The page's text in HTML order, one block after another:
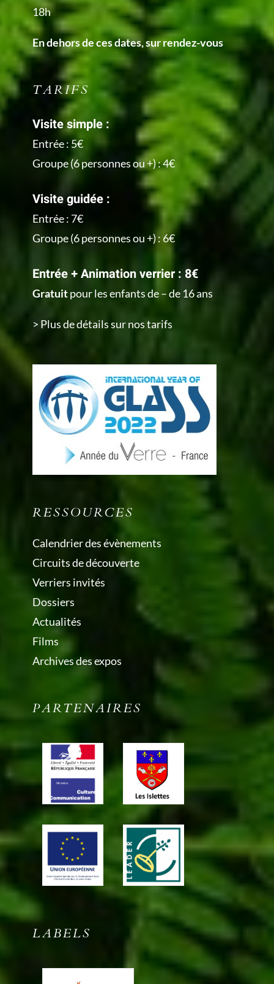
18h
En dehors de ces dates, sur rendez-vous
TARIFS
Visite simple :
Entrée : 5€
Groupe (6 personnes ou +) : 4€
Visite guidée :
Entrée : 7€
Groupe (6 personnes ou +) : 6€
Entrée + Animation verrier : 8€
Gratuitpour les enfants de – de 16 ans
> Plus de détails sur nos tarifs
RESSOURCES
Calendrier des évènements
Circuits de découverte
Verriers invités
Dossiers
Actualités
Films
Archives des expos
PARTENAIRES
LABELS